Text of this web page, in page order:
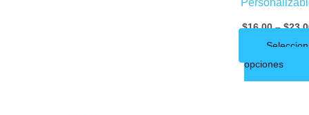
$16.00 – $
opciones